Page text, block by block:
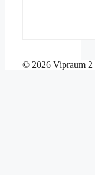
© 2026 Vipraum 2